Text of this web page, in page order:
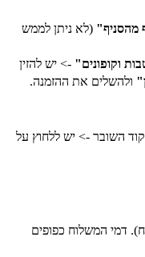
מהסניף" (לא ניתן לממש
וקופונים" -> יש להזין
ולהשלים את ההזמנה.
השובר -> יש ללחוץ על
אינו כולל דמי משלוח (עלות: 16 ש"ח). דמי המשלוח כפופים